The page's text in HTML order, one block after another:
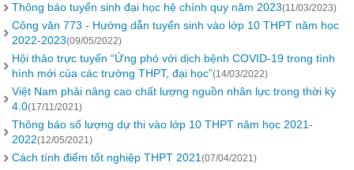
Thông báo tuyển sinh đại học hệ chính quy năm 2023(11/03/2023)
Công văn 773 - Hướng dẫn tuyển sinh vào lớp 10 THPT năm học
2022-2023(09/05/2022)
Hội thảo trực tuyến “Ứng phó với dịch bệnh COVID-19 trong tình
hình mới của các trường THPT, đại học”(14/03/2022)
Việt Nam phải nâng cao chất lượng nguồn nhân lực trong thời kỳ
4.0(17/11/2021)
Thông báo số lượng dự thi vào lớp 10 THPT năm học 2021-
2022(12/05/2021)
Cách tính điểm tốt nghiệp THPT 2021 (07/04/2021)